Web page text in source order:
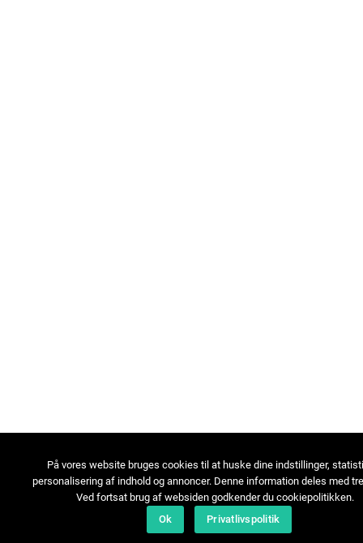
På vores website bruges cookies til at huske dine indstillinger,
personalisering af indhold og annoncer. Denne information deles med
Ved fortsat brug af websiden godkender du cookiepolitikken.
Ok
Privatlivspolitik